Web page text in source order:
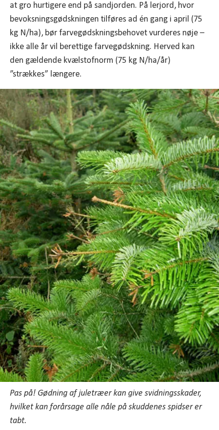
at gro hurtigere end på sandjorden. På lerjord, hvor
bevoksningsgødskningen tilføres ad én gang i april (75
kg N/ha), bør farvegødskningsbehovet vurderes nøje –
ikke alle år vil berettige farvegødskning. Herved kan
den gældende kvælstofnorm (75 kg N/ha/år)
”strækkes” længere.
Pas på! Gødning af juletræer kan give svidningsskader,
hvilket kan forårsage alle nåle på skuddenes spidser er
tabt.